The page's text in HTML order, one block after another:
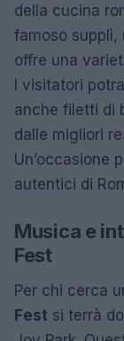
della cucina
famoso supplì,
offre una
I visitatori
anche filetti di
dalle migliori
Un’occasione
autentici di
Musica e
Fest
Per chi cerca
Fest si terrà